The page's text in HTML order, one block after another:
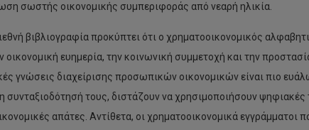
σωστής οικονομικής συμπεριφοράς από νεαρή ηλικία.
βιβλιογραφία προκύπτει ότι ο χρηματοοικονομικός
οικονομική ευημερία, την κοινωνική συμμετοχή και την
γνώσεις διαχείρισης προσωπικών οικονομικών είναι πιο
τους, διστάζουν να χρησιμοποιήσουν ψηφιακές
απάτες. Αντίθετα, οι χρηματοοικονομικά εγγράμματοι